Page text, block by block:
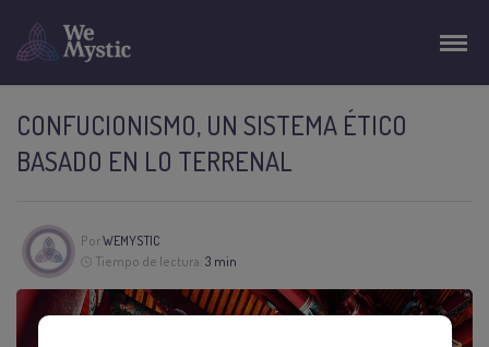
CONFUCIONISMO, UN SISTEMA ÉTICO
BASADO EN LO TERRENAL
PorWEMYSTIC
Tiempo de lectura: 3 min